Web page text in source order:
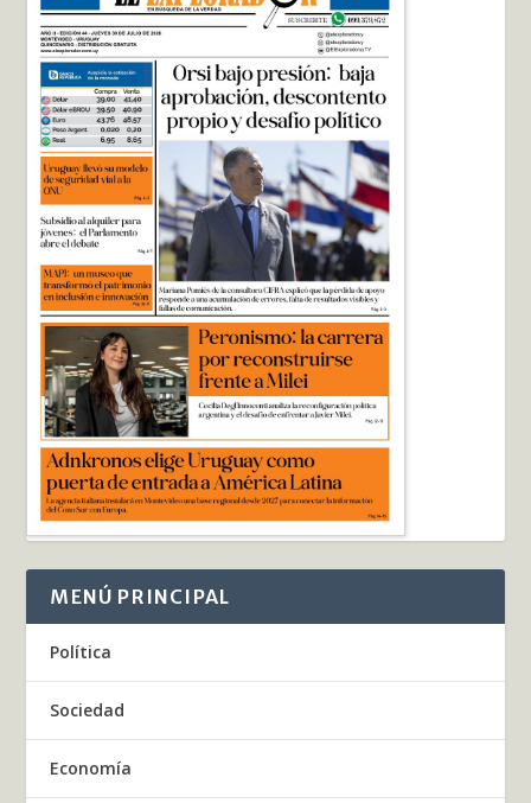
MENÚ PRINCIPAL
Política
Sociedad
Economía